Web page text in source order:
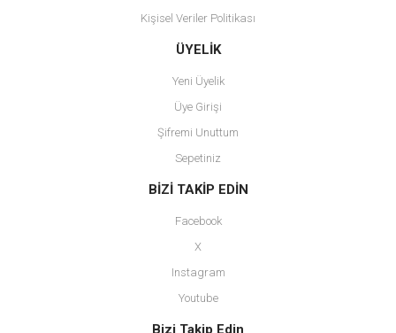
Gönder
Kişisel Veriler Politikası
ÜYELİK
Yeni Üyelik
Üye Girişi
Şifremi Unuttum
Sepetiniz
BİZİ TAKİP EDİN
Facebook
X
Instagram
Youtube
Bizi Takip Edin